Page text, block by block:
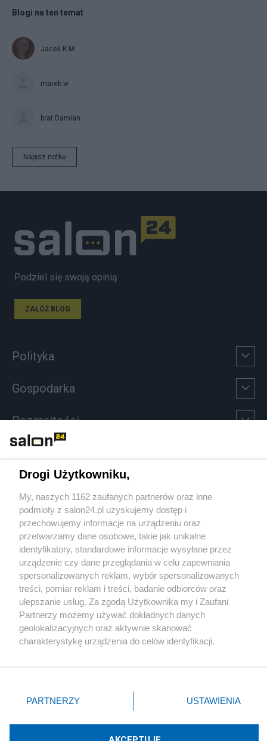
Blogi na ten temat
Jacek K.M.
marek.w
brat Damian
Napisz notkę
Podziel się swoją opinią
ZAŁÓŻ BLOG
Polityka
Gospodarka
Rozmaitości
Sport
Społeczeństwo
Kultura
X Facebook Instagram Youtube
Drogi Użytkowniku,
My, naszych 1162 zaufanych partnerów oraz inne
podmioty z salon24.pl uzyskujemy dostęp i
przechowujemy informacje na urządzeniu oraz
przetwarzamy dane osobowe, takie jak unikalne
identyfikatory, standardowe informacje wysyłane przez
urządzenie czy dane przeglądania w celu zapewniania
spersonalizowanych reklam, wybór spersonalizowanych
treści, pomiar reklam i treści, badanie odbiorców oraz
ulepszanie usług. Za zgodą Użytkownika my i Zaufani
Partnerzy możemy używać dokładnych danych
geolokalizacyjnych oraz aktywnie skanować
charakterystykę urządzenia do celów identyfikacji.
zmienić/wycofać klikając przycisk ustawień prywatności
znajdujący się w lewym dolnym rogu strony
rodzaje przetwarzania danych nie wymagają zgody
użytkownika, ale masz prawo sprzeciwić się takiemu
PARTNERZY USTAWIENIA